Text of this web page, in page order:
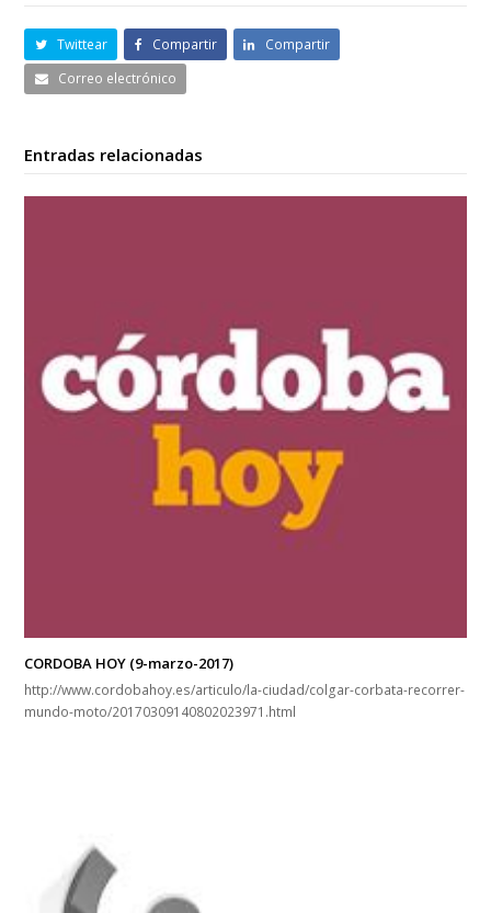
Twittear Compartir
Compartir
Correo electrónico
Entradas relacionadas
CORDOBA HOY (9-marzo-2017)
http://www.cordobahoy.es/articulo/la-ciudad/colgar-corbata-recorrer-
mundo-moto/20170309140802023971.html